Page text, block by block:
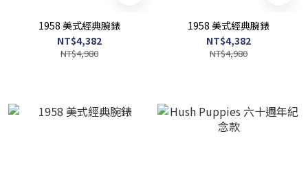
1958 美式經典腕錶
NT$4,382
NT$4,980
1958 美式經典腕錶
NT$4,382
NT$4,980